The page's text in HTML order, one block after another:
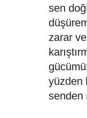
sen
zarar
yüzden
senden